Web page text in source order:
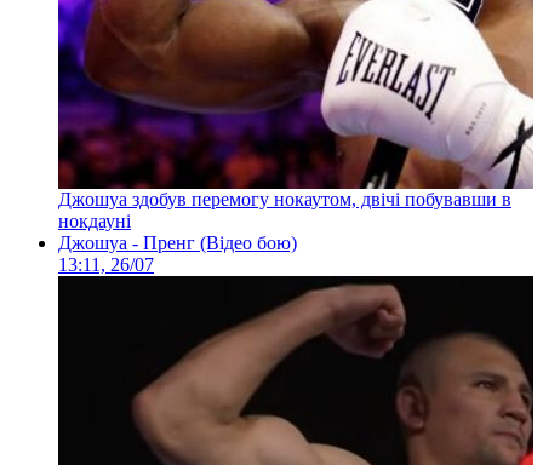
Джошуа здобув перемогу нокаутом, двічі побувавши в
нокдауні
Джошуа - Пренг (Відео бою)
13:11, 26/07